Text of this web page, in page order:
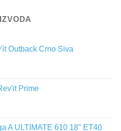
Outback Crno Siva
Prime
A ULTIMATE 610 18" ET40